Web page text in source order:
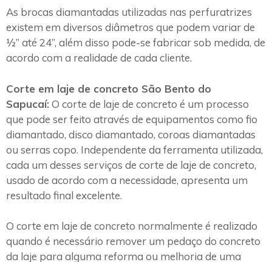
As brocas diamantadas utilizadas nas perfuratrizes
existem em diversos diâmetros que podem variar de
½” até 24”, além disso pode-se fabricar sob medida, de
acordo com a realidade de cada cliente.
Corte em laje de concreto São Bento do
Sapucaí: O corte de laje de concreto é um processo
que pode ser feito através de equipamentos como fio
diamantado, disco diamantado, coroas diamantadas
ou serras copo. Independente da ferramenta utilizada,
cada um desses serviços de corte de laje de concreto,
usado de acordo com a necessidade, apresenta um
resultado final excelente.
O corte em laje de concreto normalmente é realizado
quando é necessário remover um pedaço do concreto
da laje para alguma reforma ou melhoria de uma